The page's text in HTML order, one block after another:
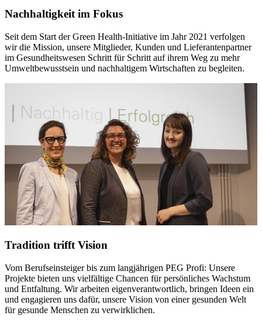
Nachhaltigkeit im Fokus
Seit dem Start der Green Health-Initiative im Jahr 2021 verfolgen
wir die Mission, unsere Mitglieder, Kunden und Lieferantenpartner
im Gesundheitswesen Schritt für Schritt auf ihrem Weg zu mehr
Umweltbewusstsein und nachhaltigem Wirtschaften zu begleiten.
Tradition trifft Vision
Vom Berufseinsteiger bis zum langjährigen PEG Profi: Unsere
Projekte bieten uns vielfältige Chancen für persönliches Wachstum
und Entfaltung. Wir arbeiten eigenverantwortlich, bringen Ideen ein
und engagieren uns dafür, unsere Vision von einer gesunden Welt
für gesunde Menschen zu verwirklichen.